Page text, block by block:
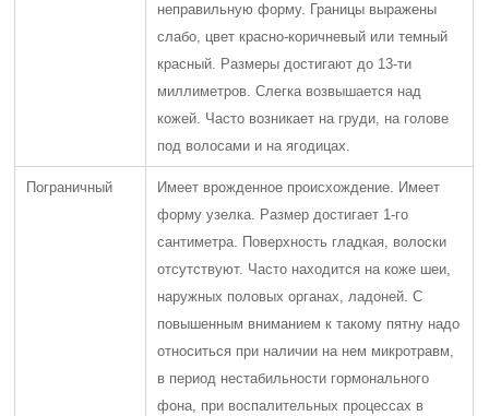
неправильную форму. Границы выражены
слабо, цвет красно-коричневый или темный
красный. Размеры достигают до 13-ти
миллиметров. Слегка возвышается над
кожей. Часто возникает на груди, на голове
под волосами и на ягодицах.
Пограничный
Имеет врожденное происхождение. Имеет
форму узелка. Размер достигает 1-го
сантиметра. Поверхность гладкая, волоски
отсутствуют. Часто находится на коже шеи,
наружных половых органах, ладоней. С
повышенным вниманием к такому пятну надо
относиться при наличии на нем микротравм,
в период нестабильности гормонального
фона, при воспалительных процессах в